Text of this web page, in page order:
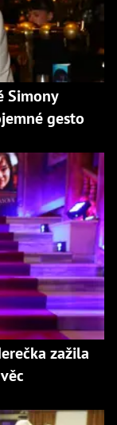
Simony
gesto
zažila